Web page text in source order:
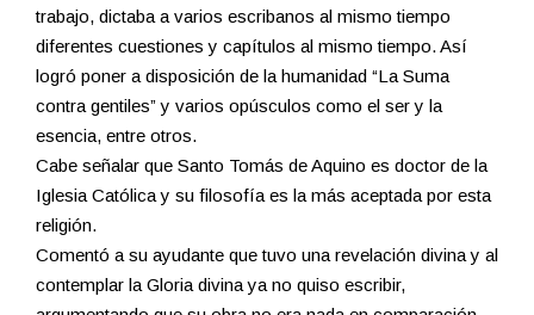
trabajo, dictaba a varios escribanos al mismo tiempo
diferentes cuestiones y capítulos al mismo tiempo. Así
logró poner a disposición de la humanidad “La Suma
contra gentiles” y varios opúsculos como el ser y la
esencia, entre otros.
Cabe señalar que Santo Tomás de Aquino es doctor de la
Iglesia Católica y su filosofía es la más aceptada por esta
religión.
Comentó a su ayudante que tuvo una revelación divina y al
contemplar la Gloria divina ya no quiso escribir,